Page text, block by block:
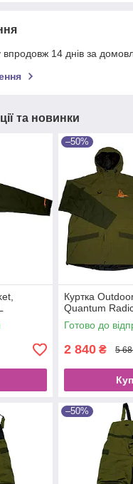
14 днів за
та новинки
–50%
Куртка
Quantum
Готово до
2 840 ₴ 5
–50%